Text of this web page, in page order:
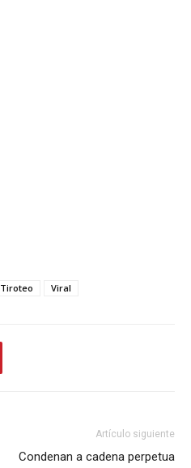
Tiroteo Viral
Artículo siguiente
Condenan a cadena perpetua